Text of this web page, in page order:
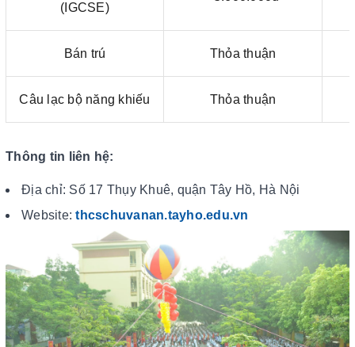
(IGCSE)
Bán trú Thỏa thuận
Câu lạc bộ năng khiếu Thỏa thuận
Thông tin liên hệ:
Địa chỉ: Số 17 Thụy Khuê, quận Tây Hồ, Hà Nội
Website:thcschuvanan.tayho.edu.vn